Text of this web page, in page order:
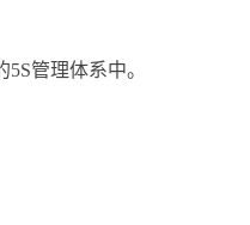
管理体系中。